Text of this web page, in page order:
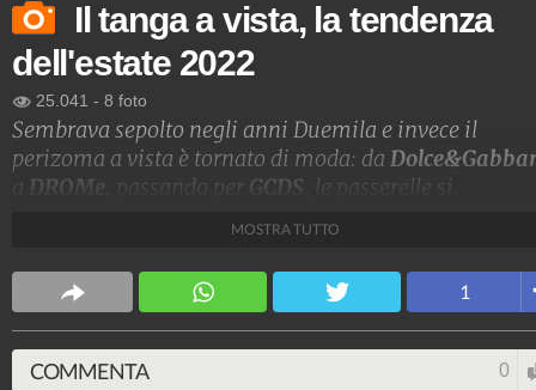
Il tanga a vista, la tendenza
dell'estate 2022
25.041 - 8 foto
Sembrava sepolto negli anni Duemila e invece il
perizoma a vista è tornato di moda: da
a DROMe , passando per GCDS , le passerelle si
Stile e trend
1.515.024.596 1.957 video 138.069 foto
MOSTRA TUTTO
1
COMMENTA 0